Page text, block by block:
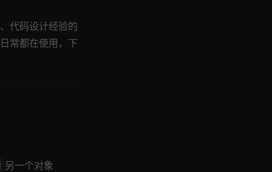
代码设计经验的
常都在使用，下
另一个对象